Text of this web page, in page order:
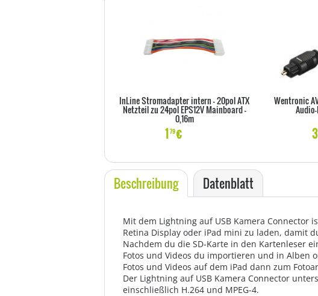
InLine Stromadapter intern - 20pol ATX
Netzteil zu 24pol EPS12V Mainboard -
0,16m
1 79€
Wentronic
3
Beschreibung Datenblatt
Mit dem Lightning auf USB Kamera Connector
Retina Display oder iPad mini zu laden, damit
Nachdem du die SD-Karte in den Kartenleser
Fotos und Videos du importieren und in Alben
Fotos und Videos auf dem iPad dann zum
Der Lightning auf USB Kamera Connector
einschließlich H.264 und MPEG-4.